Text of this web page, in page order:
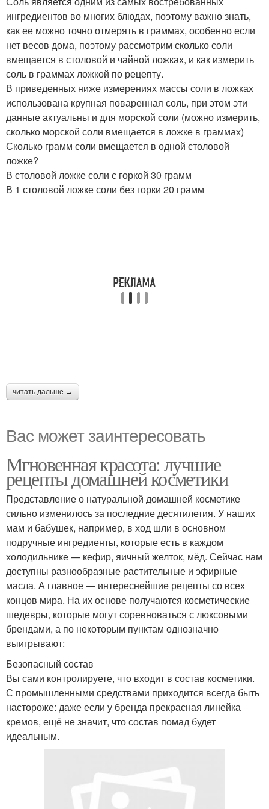
ингредиентов во многих блюдах, поэтому важно знать,
как ее можно точно отмерять в граммах, особенно если
нет весов дома, поэтому рассмотрим сколько соли
вмещается в столовой и чайной ложках, и как измерить
соль в граммах ложкой по рецепту.
В приведенных ниже измерениях массы соли в ложках
использована крупная поваренная соль, при этом эти
данные актуальны и для морской соли (можно измерить,
сколько морской соли вмещается в ложке в граммах)
Сколько грамм соли вмещается в одной столовой
ложке?
В столовой ложке соли с горкой 30 грамм
В 1 столовой ложке соли без горки 20 грамм
читать дальше →
Вас может заинтересовать
Мгновенная красота: лучшие
рецепты домашней косметики
Представление о натуральной домашней косметике
сильно изменилось за последние десятилетия. У наших
мам и бабушек, например, в ход шли в основном
подручные ингредиенты, которые есть в каждом
холодильнике — кефир, яичный желток, мёд. Сейчас нам
доступны разнообразные растительные и эфирные
масла. А главное — интереснейшие рецепты со всех
концов мира. На их основе получаются косметические
шедевры, которые могут соревноваться с люксовыми
брендами, а по некоторым пунктам однозначно
выигрывают:
Безопасный состав
Вы сами контролируете, что входит в состав косметики.
С промышленными средствами приходится всегда быть
настороже: даже если у бренда прекрасная линейка
кремов, ещё не значит, что состав помад будет
идеальным.